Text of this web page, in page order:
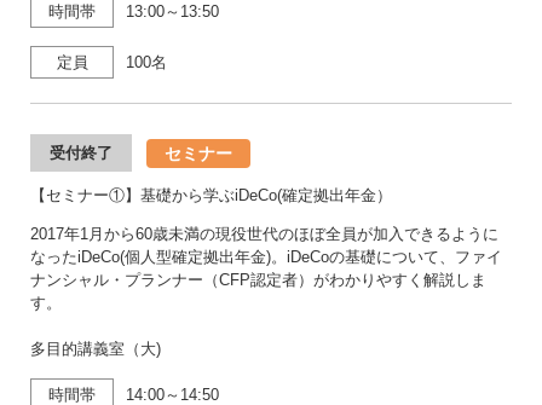
時間帯 13:00～13:50
定員 100名
受付終了 セミナー
【セミナー①】基礎から学ぶiDeCo(確定拠出年金）
2017年1月から60歳未満の現役世代のほぼ全員が加入できるように
なったiDeCo(個人型確定拠出年金)。iDeCoの基礎について、ファイ
ナンシャル・プランナー（CFP認定者）がわかりやすく解説しま
す。
多目的講義室（大)
時間帯 14:00～14:50